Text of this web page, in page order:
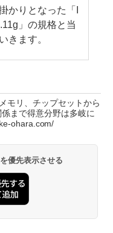
かりとなった「I
」の規格と当
きます。
モリ、チップセットから
まで得意分野は多岐に
ohara.com/
優先表示させる